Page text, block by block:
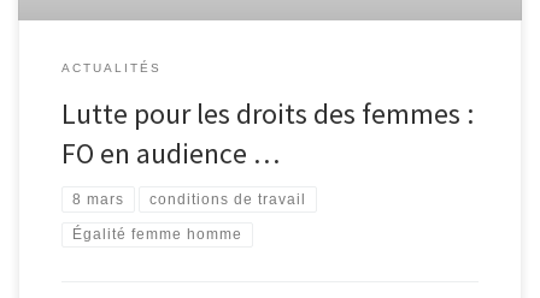
ACTUALITÉS
Lutte pour les droits des femmes :
FO en audience …
8 mars conditions de travail
Égalité femme homme